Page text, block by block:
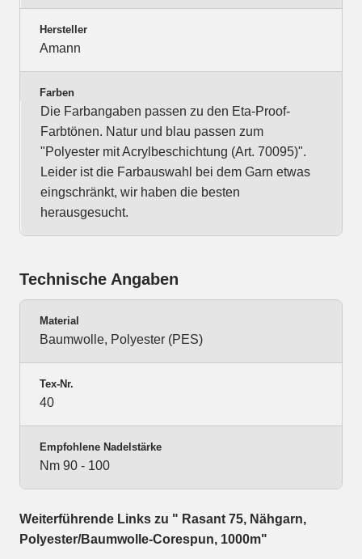
Hersteller
Amann
Farben
Die Farbangaben passen zu den Eta-Proof-
Farbtönen. Natur und blau passen zum
"Polyester mit Acrylbeschichtung (Art. 70095)".
Leider ist die Farbauswahl bei dem Garn etwas
eingschränkt, wir haben die besten
herausgesucht.
Technische Angaben
Material
Baumwolle, Polyester (PES)
Tex-Nr.
40
Empfohlene Nadelstärke
Nm 90 - 100
Weiterführende Links zu " Rasant 75, Nähgarn,
Polyester/Baumwolle-Corespun, 1000m"